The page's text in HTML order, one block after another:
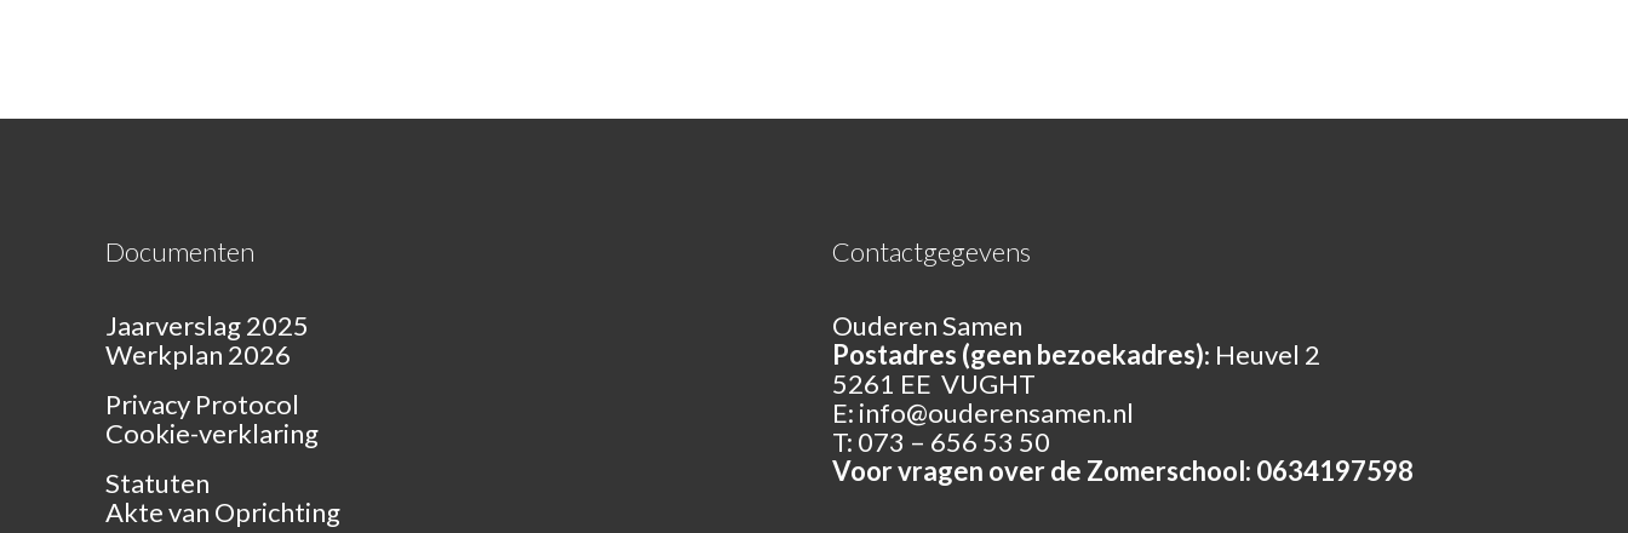
Documenten
Jaarverslag 2025
Werkplan 2026
Privacy Protocol
Cookie-verklaring
Statuten
Akte van Oprichting
Contactgegevens
Ouderen Samen
Postadres (geen bezoekadres): Heuvel 2
5261 EE VUGHT
E: info@ouderensamen.nl
T: 073 – 656 53 50
Voor vragen over de Zomerschool: 0634197598